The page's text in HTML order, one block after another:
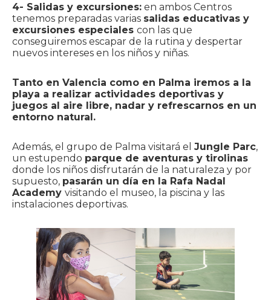
4- Salidas y excursiones: en ambos Centros
tenemos preparadas varias salidas educativas y
excursiones especiales con las que
conseguiremos escapar de la rutina y despertar
nuevos intereses en los niños y niñas.
Tanto en Valencia como en Palma iremos a la
playa a realizar actividades deportivas y
juegos al aire libre, nadar y refrescarnos en un
entorno natural.
Además, el grupo de Palma visitará el Jungle Parc,
un estupendo parque de aventuras y tirolinas
donde los niños disfrutarán de la naturaleza y por
supuesto, pasarán un día en la Rafa Nadal
Academy visitando el museo, la piscina y las
instalaciones deportivas.